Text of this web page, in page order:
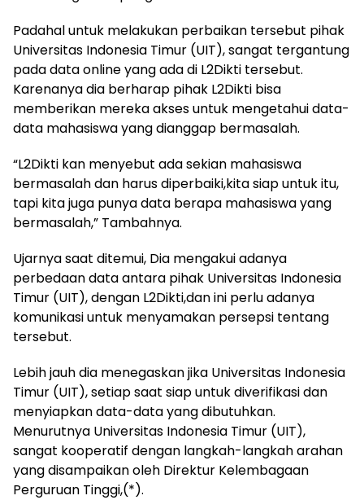
Padahal untuk melakukan perbaikan tersebut pihak
Universitas Indonesia Timur (UIT), sangat tergantung
pada data online yang ada di L2Dikti tersebut.
Karenanya dia berharap pihak L2Dikti bisa
memberikan mereka akses untuk mengetahui data-
data mahasiswa yang dianggap bermasalah.
“L2Dikti kan menyebut ada sekian mahasiswa
bermasalah dan harus diperbaiki,kita siap untuk itu,
tapi kita juga punya data berapa mahasiswa yang
bermasalah,” Tambahnya.
Ujarnya saat ditemui, Dia mengakui adanya
perbedaan data antara pihak Universitas Indonesia
Timur (UIT), dengan L2Dikti,dan ini perlu adanya
komunikasi untuk menyamakan persepsi tentang
tersebut.
Lebih jauh dia menegaskan jika Universitas Indonesia
Timur (UIT), setiap saat siap untuk diverifikasi dan
menyiapkan data-data yang dibutuhkan.
Menurutnya Universitas Indonesia Timur (UIT),
sangat kooperatif dengan langkah-langkah arahan
yang disampaikan oleh Direktur Kelembagaan
Perguruan Tinggi,(*).